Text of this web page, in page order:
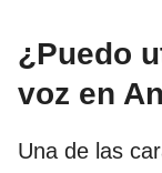
¿Puedo
voz en
Una de las